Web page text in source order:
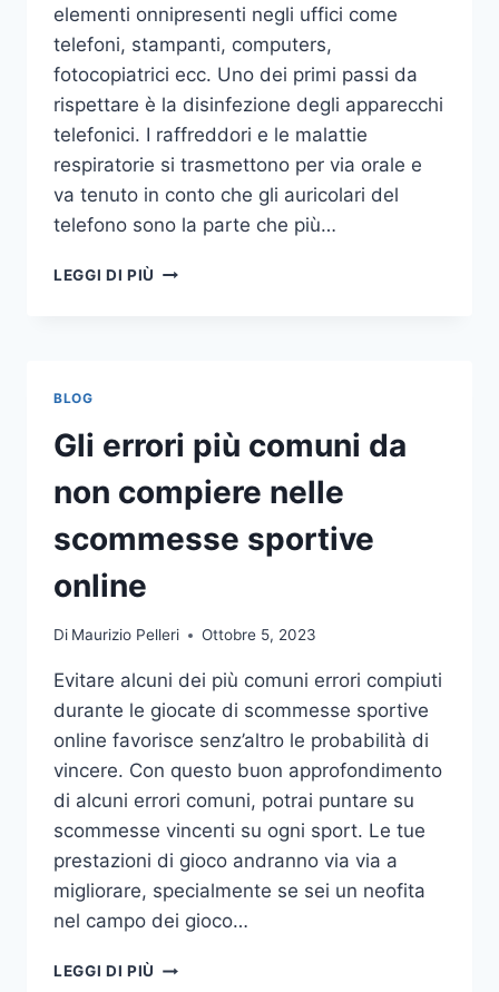
elementi onnipresenti negli uffici come
telefoni, stampanti, computers,
fotocopiatrici ecc. Uno dei primi passi da
rispettare è la disinfezione degli apparecchi
telefonici. I raffreddori e le malattie
respiratorie si trasmettono per via orale e
va tenuto in conto che gli auricolari del
telefono sono la parte che più…
LEGGI DI PIÙ UN
PULIZIA
DELLE
APPARECCHIATURE
DA
BLOG
Gli errori più comuni da
non compiere nelle
scommesse sportive
online
Di Maurizio Pelleri Ottobre 5, 2023
Evitare alcuni dei più comuni errori compiuti
durante le giocate di scommesse sportive
online favorisce senz’altro le probabilità di
vincere. Con questo buon approfondimento
di alcuni errori comuni, potrai puntare su
scommesse vincenti su ogni sport. Le tue
prestazioni di gioco andranno via via a
migliorare, specialmente se sei un neofita
nel campo dei gioco…
LEGGI DI PIÙ GLI